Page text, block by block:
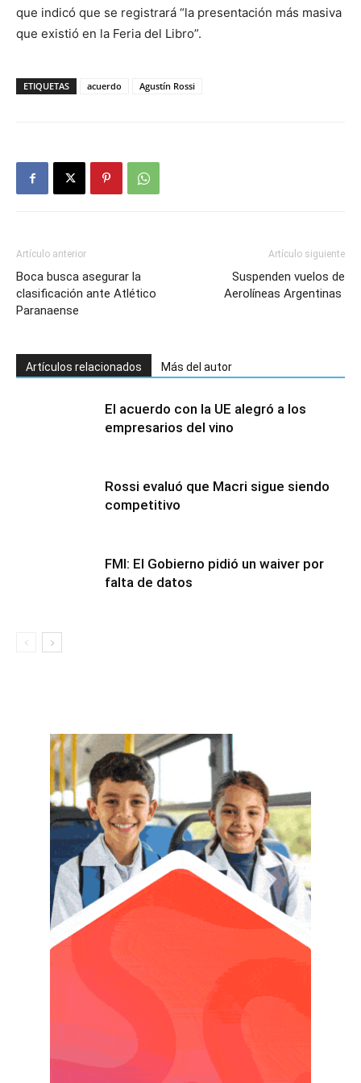
que indicó que se registrará “la presentación más masiva
que existió en la Feria del Libro”.
ETIQUETAS acuerdo Agustín Rossi
Artículo anterior
Boca busca asegurar la
clasificación ante Atlético
Paranaense
Artículo siguiente
Suspenden vuelos de
Aerolíneas Argentinas
Artículos relacionados Más del autor
El acuerdo con la UE alegró a los
empresarios del vino
Rossi evaluó que Macri sigue siendo
competitivo
FMI: El Gobierno pidió un waiver por
falta de datos